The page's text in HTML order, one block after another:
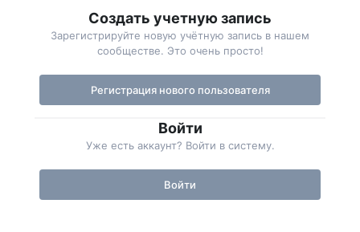
Создать учетную запись
Зарегистрируйте новую учётную запись в нашем
сообществе. Это очень просто!
Регистрация нового пользователя
Войти
Уже есть аккаунт? Войти в систему.
Войти